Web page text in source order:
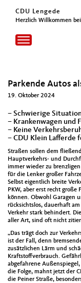
CDU Lengede
Herzlich Willkommen
Toggle
navigation
Parkende Autos
19. Oktober 2024
– Schwierige
– Krankenwagen und
– Keine
– CDU Klein Lafferde
Straßen sollen dem
Hauptverkehrs- und
immer wieder zu
für die Lenker großer
Selbst eigentlich breite
PKW, aber erst recht große
können. Obwohl Garagen
rücksichtslos, dauerhaft
Verkehr stark behindert.
aller Art, sind oft nicht
„Das trägt doch zur
ist der Fall, denn
zusätzlichen Lärm und
Kraftstoffverbrauch.
abgefahrene
die Folge, mahnt jetzt der
die Peiner Straße,